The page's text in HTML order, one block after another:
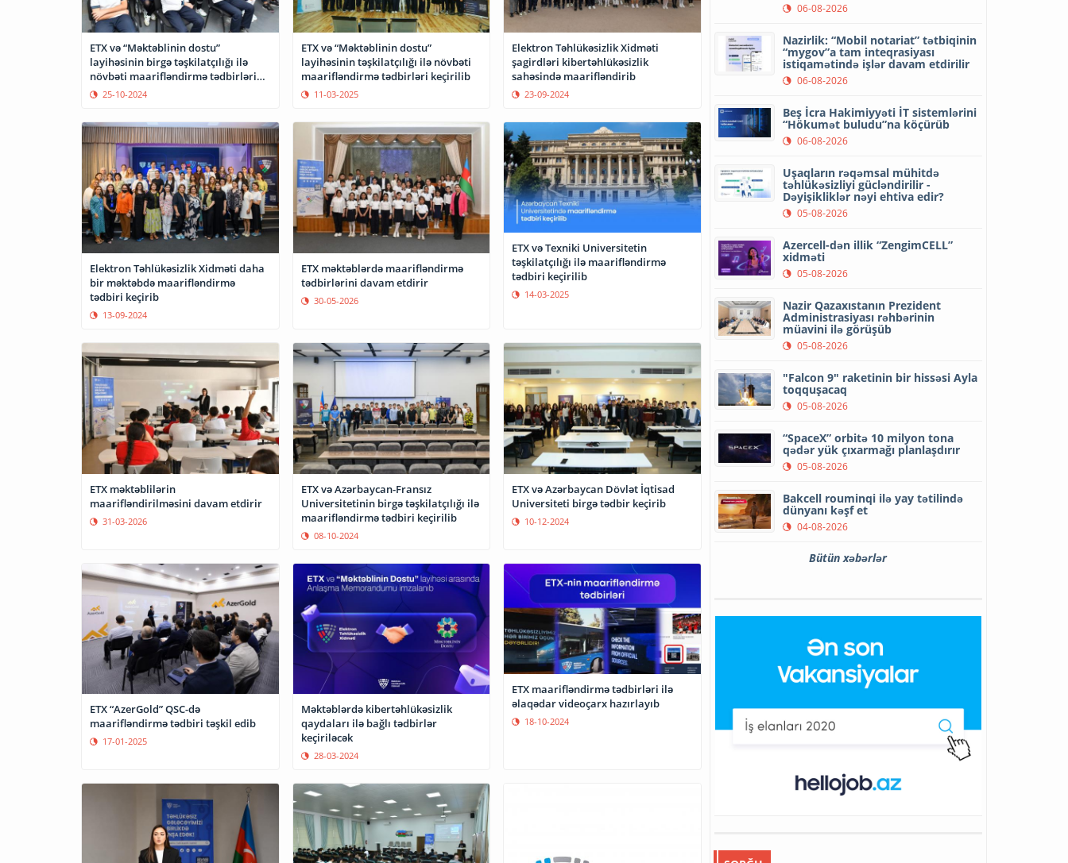
ETX və “Məktəblinin dostu”
layihəsinin birgə təşkilatçılığı ilə
növbəti maarifləndirmə tədbirləri
keçirilib
25-10-2024
ETX və “Məktəblinin dostu”
layihəsinin təşkilatçılığı ilə növbəti
maarifləndirmə tədbirləri keçirilib
11-03-2025
Elektron Təhlükəsizlik Xidməti
şagirdləri kibertəhlükəsizlik
sahəsində maarifləndirib
23-09-2024
Elektron Təhlükəsizlik Xidməti daha
bir məktəbdə maarifləndirmə
tədbiri keçirib
13-09-2024
ETX məktəblərdə maarifləndirmə
tədbirlərini davam etdirir
30-05-2026
ETX və Texniki Universitetin
təşkilatçılığı ilə maarifləndirmə
tədbiri keçirilib
14-03-2025
ETX məktəblilərin
maarifləndirilməsini davam etdirir
31-03-2026
ETX və Azərbaycan-Fransız
Universitetinin birgə təşkilatçılığı ilə
maarifləndirmə tədbiri keçirilib
08-10-2024
ETX və Azərbaycan Dövlət İqtisad
Universiteti birgə tədbir keçirib
10-12-2024
ETX “AzerGold” QSC-də
maarifləndirmə tədbiri təşkil edib
17-01-2025
Məktəblərdə kibertəhlükəsizlik
qaydaları ilə bağlı tədbirlər
keçiriləcək
28-03-2024
ETX maarifləndirmə tədbirləri ilə
əlaqədar videoçarx hazırlayıb
18-10-2024
06-08-2026
Nazirlik: “Mobil notariat” tətbiqinin
“mygov”a tam inteqrasiyası
istiqamətində işlər davam etdirilir
06-08-2026
Beş İcra Hakimiyyəti İT sistemlərini
“Hökumət buludu”na köçürüb
06-08-2026
Uşaqların rəqəmsal mühitdə
təhlükəsizliyi gücləndirilir -
Dəyişikliklər nəyi ehtiva edir?
05-08-2026
Azercell-dən illik “ZengimCELL”
xidməti
05-08-2026
Nazir Qazaxıstanın Prezident
Administrasiyası rəhbərinin
müavini ilə görüşüb
05-08-2026
"Falcon 9" raketinin bir hissəsi Ayla
toqquşacaq
05-08-2026
“SpaceX” orbitə 10 milyon tona
qədər yük çıxarmağı planlaşdırır
05-08-2026
Bakcell rouminqi ilə yay tətilində
dünyanı kəşf et
04-08-2026
Bütün xəbərlər